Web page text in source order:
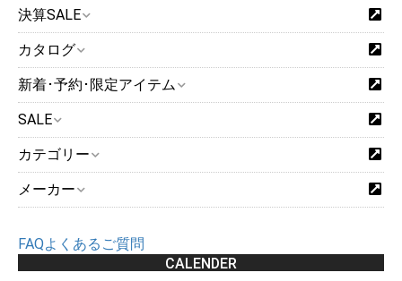
決算SALE
カタログ
新着･予約･限定アイテム
SALE
カテゴリー
メーカー
FAQよくあるご質問
CALENDER